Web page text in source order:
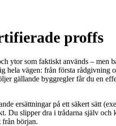
proffs
ytor som faktiskt används – men
hela vägen: från första rådgivning
gällande byggregler får du en
ersättningar på ett säkert sätt
Du slipper dra i trådarna själv och
från början.